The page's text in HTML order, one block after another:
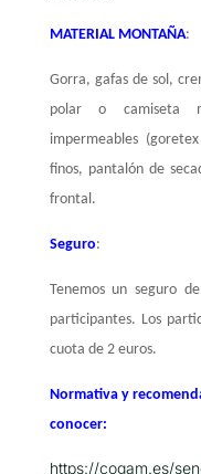
MATERIAL MONTAÑA:
Gorra, gafas de sol,
polar o camiseta
impermeables
finos, pantalón de
frontal.
Seguro:
Tenemos un seguro
participantes. Los
cuota de 2 euros.
Normativa y
conocer:
https://cogam.es/